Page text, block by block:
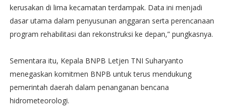
kerusakan di lima kecamatan terdampak. Data ini menjadi
dasar utama dalam penyusunan anggaran serta perencanaan
program rehabilitasi dan rekonstruksi ke depan,” pungkasnya.
Sementara itu, Kepala BNPB Letjen TNI Suharyanto
menegaskan komitmen BNPB untuk terus mendukung
pemerintah daerah dalam penanganan bencana
hidrometeorologi.